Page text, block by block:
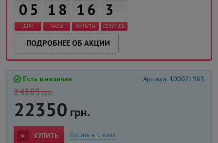
0 5
ДНИ
1 8
ЧАСЫ
1 6
МИНУТЫ
3
СЕКУНДЫ
ПОДРОБНЕЕ ОБ АКЦИИ
Есть в наличии Артикул: 100021985
24585грн.
22350 грн.
КУПИТЬ Купить в 1 клик